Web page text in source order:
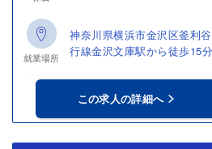
就業場所
神奈川県横浜市金沢区釜利
行線金沢文庫駅から徒歩15分
この求人の詳細へ